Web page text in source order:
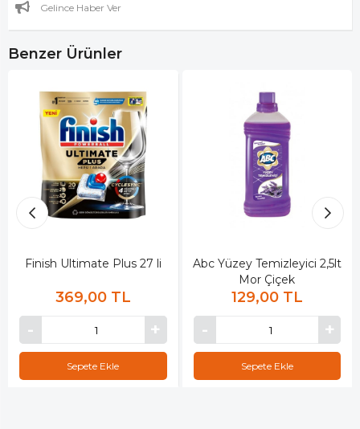
Gelince Haber Ver
Benzer Ürünler
Finish Ultimate Plus 27 li
369,00 TL
Sepete Ekle
Abc Yüzey Temizleyici 2,5lt
Mor Çiçek
129,00 TL
Sepete Ekle